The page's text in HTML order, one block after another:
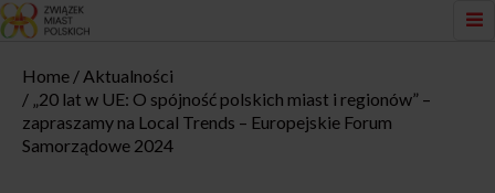
Home
Aktualności
„20 lat w UE: O spójność polskich miast i regionów” –
zapraszamy na Local Trends – Europejskie Forum
Samorządowe 2024